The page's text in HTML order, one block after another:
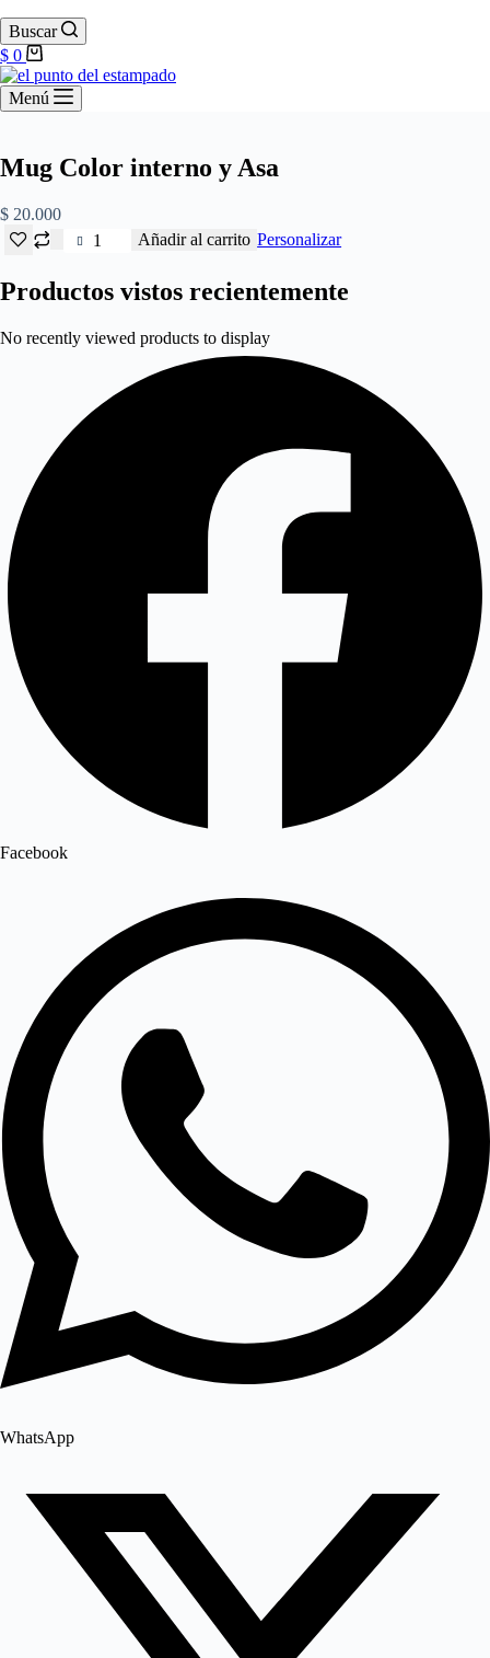
Buscar
Carro
de
compra
$ 0
Menú
Mug Color interno y Asa
$ 20.000
Mug
y
cantidad
Añadir al carrito Personalizar
Productos vistos recientemente
No recently viewed products to display
Facebook
WhatsApp